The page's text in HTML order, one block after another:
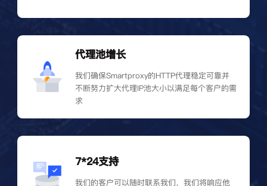
代理池增长
我们确保Smartproxy的HTTP代理稳定可靠并
不断努力扩大代理IP池大小以满足每个客户的需
求
7*24支持
我们的客户可以随时联系我们，我们将响应他